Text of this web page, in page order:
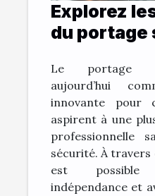
Explorez
du portage
Le portage
aujourd’hui
innovante pour
aspirent à une
professionnelle
sécurité. À travers
est
indépendance et